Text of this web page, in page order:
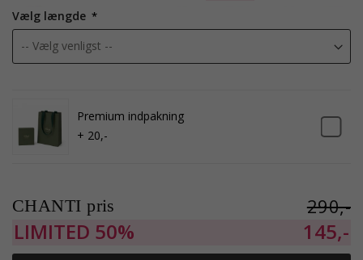
Vælg længde
Premium indpakning
+ 20,-
CHANTI pris 290,-
LIMITED 50% 145,-